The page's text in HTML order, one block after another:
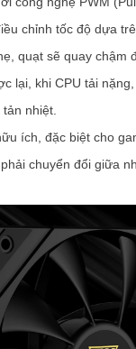
chỉnh tốc độ dựa
quạt sẽ quay chậm
lại, khi CPU tải
nhiệt.
ích, đặc biệt cho
chuyển đổi giữa